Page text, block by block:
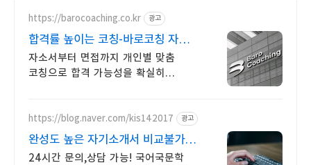
https://barocoaching.co.kr 광고
합격률 높이는 코칭-바로코칭 자소서
및 면접대비 완벽정리
자소서부터 면접까지 개인별 맞춤
코칭으로 합격 가능성을 확실히
https://blog.naver.com/kis142017 광고
완성도 높은 자기소개서 비교불가,
취준생 맞춤
24시간 문의,상담 가능! 국어국문학